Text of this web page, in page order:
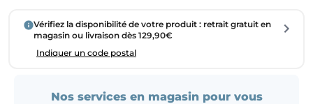
Vérifiez la disponibilité de votre produit : retrait gratuit en
magasin ou livraison dès 129,90€
Indiquer un code postal
Nos services en magasin pour vous